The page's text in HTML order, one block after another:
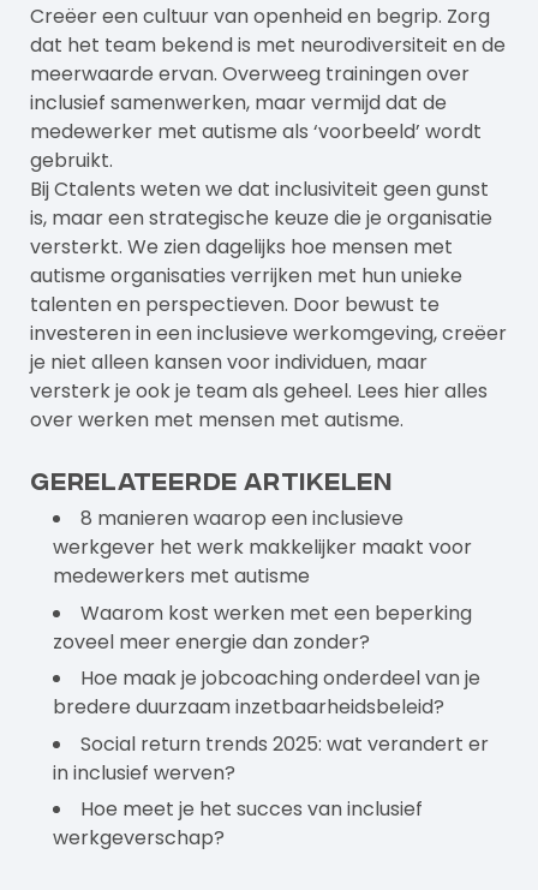
Creëer een cultuur van openheid en begrip. Zorg
dat het team bekend is met neurodiversiteit en de
meerwaarde ervan. Overweeg trainingen over
inclusief samenwerken, maar vermijd dat de
medewerker met autisme als ‘voorbeeld’ wordt
gebruikt.
BijCtalents weten we dat inclusiviteit geen gunst
is, maar een strategische keuze die je organisatie
versterkt. We zien dagelijks hoe mensen met
autisme organisaties verrijken met hun unieke
talenten en perspectieven. Door bewust te
investeren in een inclusieve werkomgeving, creëer
je niet alleen kansen voor individuen, maar
versterk je ook je team als geheel. Lees hier alles
overwerken met mensen met autisme.
Gerelateerde artikelen
8 manieren waarop een inclusieve
werkgever het werk makkelijker maakt voor
medewerkers met autisme
Waarom kost werken met een beperking
zoveel meer energie dan zonder?
Hoe maak je jobcoaching onderdeel van je
bredere duurzaam inzetbaarheidsbeleid?
Social return trends 2025: wat verandert er
in inclusief werven?
Hoe meet je het succes van inclusief
werkgeverschap?